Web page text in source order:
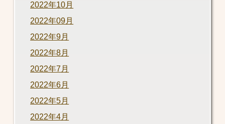
2022年10月
2022年09月
2022年9月
2022年8月
2022年7月
2022年6月
2022年5月
2022年4月